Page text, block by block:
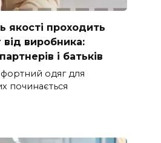
якості проходить
виробника:
і батьків
одяг для
починається